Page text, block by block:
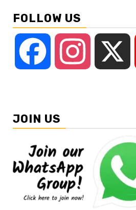
FOLLOW US
Facebook Instagram
JOIN US